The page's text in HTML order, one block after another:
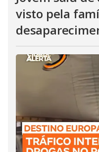
visto pela